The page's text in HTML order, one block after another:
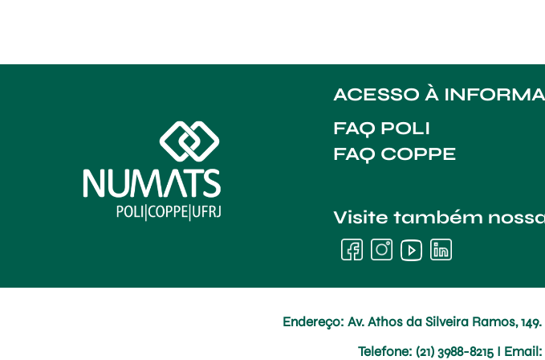
ACESSO À
FAQ POLI
FAQ COPPE
Visite também
Endereço: Av. Athos da Silveira Ramos,
Telefone: (21) 3988-8215 I Email: